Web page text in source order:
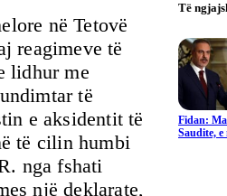
në Tetovë
reagimeve të
lidhur me
të
e aksidentit të
të cilin humbi
nga fshati
një deklarate,
Të
Fidan:
Saudite,